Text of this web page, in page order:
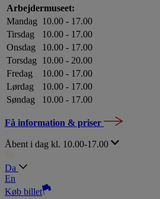
Arbejdermuseet:
Mandag 10.00 - 17.00
Tirsdag
10.00 - 17.00
Onsdag
10.00 - 17.00
Torsdag
10.00 - 20.00
Fredag
10.00 - 17.00
Lørdag
10.00 - 17.00
Søndag
10.00 - 17.00
Få information & priser
Åbent i dag kl. 10.00-17.00
Da
En
Køb billet